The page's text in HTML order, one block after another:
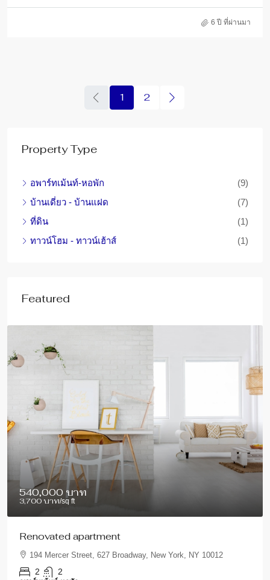
6 ปี ที่ผ่านมา
1 2
Property Type
อพาร์ทเม้นท์-หอพัก
(9)
บ้านเดี่ยว - บ้านแฝด
(7)
ที่ดิน
(1)
ทาวน์โฮม - ทาวน์เฮ้าส์
(1)
Featured
540,000 บาท
3,700 บาท/sq ft
Renovated apartment
194 Mercer Street, 627 Broadway, New York, NY 10012
2 2